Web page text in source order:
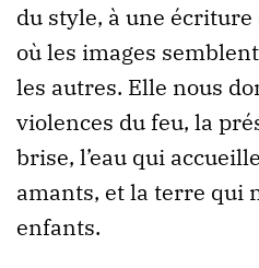
du style, à une
où les images
les autres. Elle nous
violences du feu, la
brise, l’eau qui
amants, et la terre qui
enfants.